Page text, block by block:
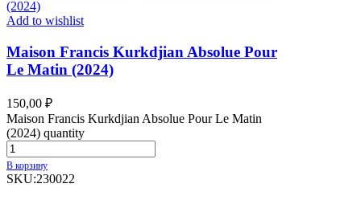
Add to wishlist
Maison Francis Kurkdjian Absolue Pour
Le Matin (2024)
150,00 ₽
Maison Francis Kurkdjian Absolue Pour Le Matin
(2024) quantity
В корзину
SKU:230022